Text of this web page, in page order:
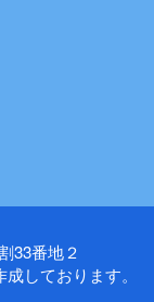
33番地２
しております。